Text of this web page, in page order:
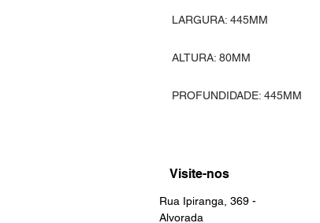
LARGURA: 445MM
ALTURA: 80MM
PROFUNDIDADE: 445MM
Visite-nos
Rua Ipiranga, 369 -
Alvorada